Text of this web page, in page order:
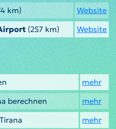
km)
Website
(257 km) Website
mehr
berechnen
mehr
mehr